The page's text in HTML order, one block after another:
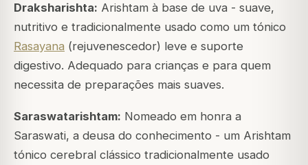
Draksharishta: Arishtam à base de uva - suave,
nutritivo e tradicionalmente usado como um tónico
Rasayana (rejuvenescedor) leve e suporte
digestivo. Adequado para crianças e para quem
necessita de preparações mais suaves.
Saraswatarishtam: Nomeado em honra a
Saraswati, a deusa do conhecimento - um Arishtam
tónico cerebral clássico tradicionalmente usado